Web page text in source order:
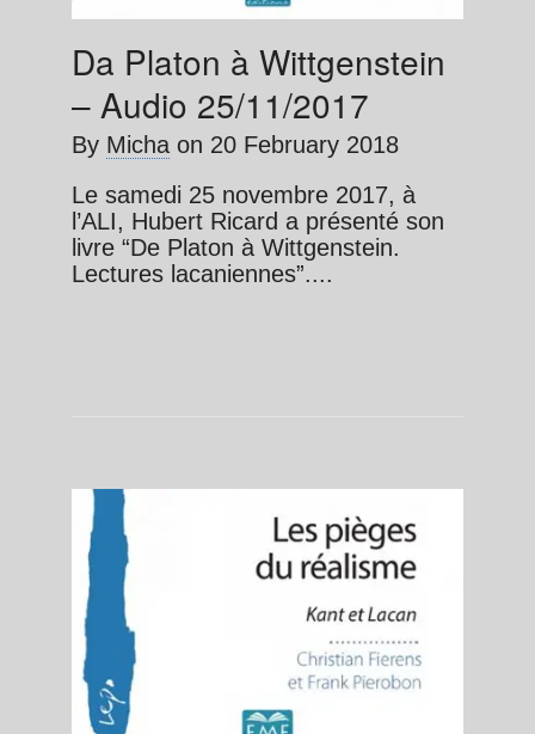
Da Platon à Wittgenstein
– Audio 25/11/2017
By Micha on 20 February 2018
Le samedi 25 novembre 2017, à
l’ALI, Hubert Ricard a présenté son
livre “De Platon à Wittgenstein.
Lectures lacaniennes”....